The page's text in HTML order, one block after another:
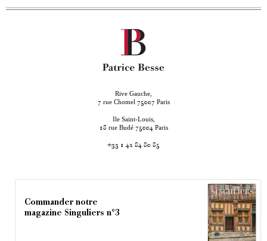
Rive Gauche,
7 rue Chomel 75007 Paris
Ile Saint-Louis,
18 rue Budé 75004 Paris
+33 1 42 84 80 85
Commander notre
magazine Singuliers n°3